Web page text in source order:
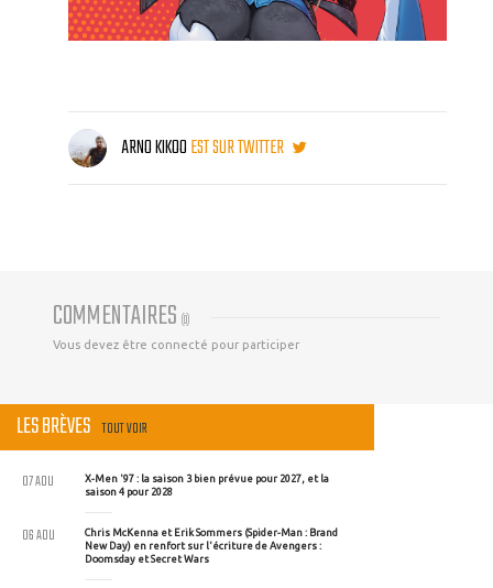
ARNO KIKOOEST SUR TWITTER
COMMENTAIRES (0)
Vous devez être connecté pour participer
LES BRÈVES TOUT VOIR
X-Men '97 : la saison 3 bien prévue pour 2027, et la
saison 4 pour 2028
07 AOU
Chris McKenna et Erik Sommers (Spider-Man : Brand
New Day) en renfort sur l'écriture de Avengers :
Doomsday et Secret Wars
06 AOU